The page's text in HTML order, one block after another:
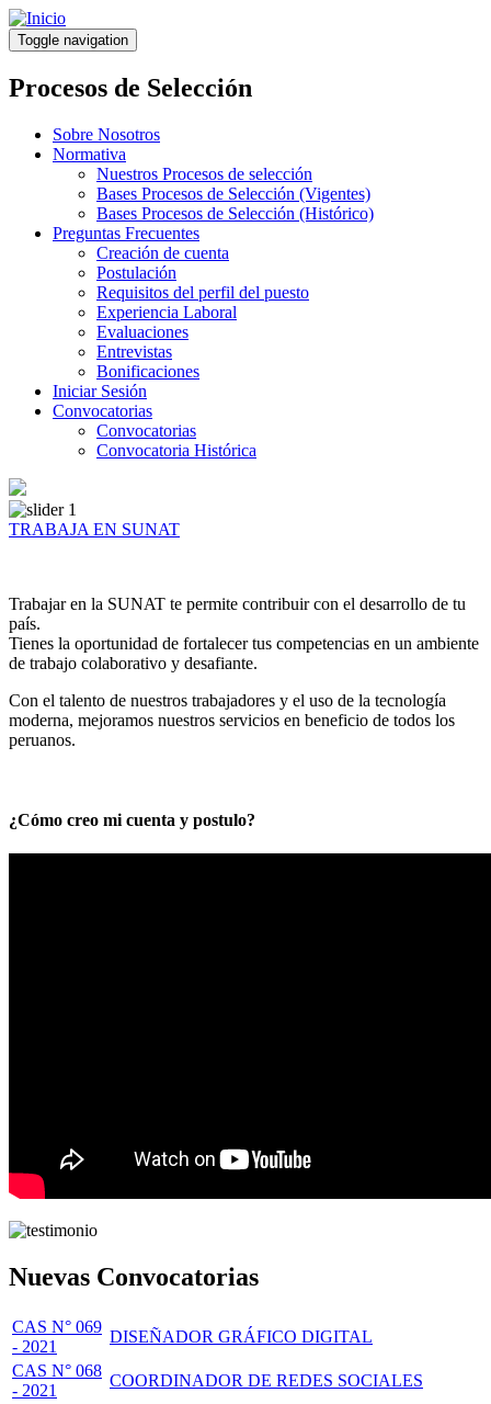
Pasar
al
contenido
principal
Toggle navigation
Procesos de Selección
Sobre Nosotros
Normativa
Nuestros Procesos de selección
Bases Procesos de Selección (Vigentes)
Bases Procesos de Selección (Histórico)
Preguntas Frecuentes
Creación de cuenta
Postulación
Requisitos del perfil del puesto
Experiencia Laboral
Evaluaciones
Entrevistas
Bonificaciones
Iniciar Sesión
Convocatorias
Convocatorias
Convocatoria Histórica
TRABAJA EN SUNAT
Trabajar en la SUNAT te permite contribuir con el desarrollo de tu
país.
Tienes la oportunidad de fortalecer tus competencias en un ambiente
de trabajo colaborativo y desafiante.
Con el talento de nuestros trabajadores y el uso de la tecnología
moderna, mejoramos nuestros servicios en beneficio de todos los
peruanos.
¿Cómo creo mi cuenta y postulo?
Nuevas Convocatorias
CAS N° 069
- 2021
DISEÑADOR GRÁFICO DIGITAL
CAS N° 068
- 2021
COORDINADOR DE REDES SOCIALES